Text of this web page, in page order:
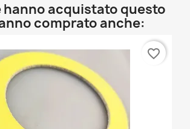
hanno acquistato questo
comprato anche:
favorite_border